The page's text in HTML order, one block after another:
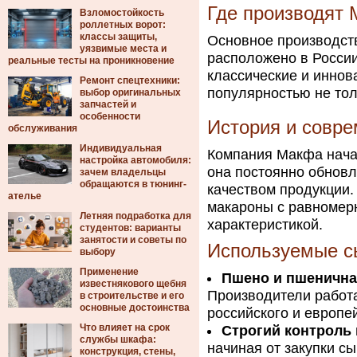
Взломостойкость
роллетных ворот:
классы защиты,
уязвимые места и
реальные тесты на проникновение
Ремонт спецтехники:
выбор оригинальных
запчастей и
особенности
обслуживания
Индивидуальная
настройка автомобиля:
зачем владельцы
обращаются в тюнинг-
ателье
Летняя подработка для
студентов: варианты
занятости и советы по
выбору
Применение
известнякового щебня
в строительстве и его
основные достоинства
Что влияет на срок
службы шкафа:
конструкция, стены,
Где производят
Основное
расположено в
классические и
популярностью не
История и
Компания Макфа
она постоянно
качеством
макароны с
характеристикой.
Используемые
Пшено и
Производители
российского и
Строгий контроль
начиная от закупки